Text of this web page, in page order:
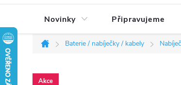
Novinky Připravujeme
Domů
Baterie / nabíječky / kabely
Akce